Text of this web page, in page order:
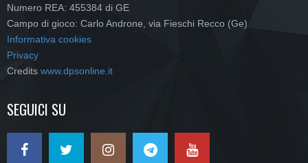
Numero REA: 455384 di GE
Campo di gioco: Carlo Androne, via Fieschi Recco (Ge)
Informativa cookies
Privacy
Credits www.dpsonline.it
SEGUICI SU